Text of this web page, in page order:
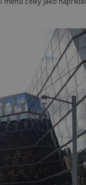
_hjFirstSeen
counter
__gfp_64b